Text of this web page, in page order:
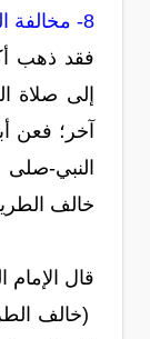
8- مخالفة الطريق:
فقد ذهب
إلى صلاة
آخر؛ فعن
النبي-
خالف الطريق)
قال الإمام
(خالف